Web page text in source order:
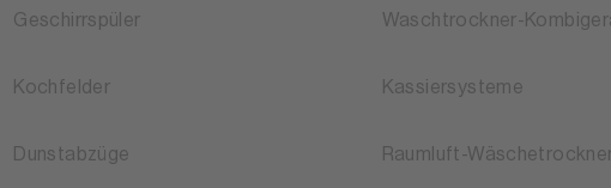
Geschirrspüler
Kochfelder
Dunstabzüge
Waschtrockner-
Kassiersysteme
Raumluft-